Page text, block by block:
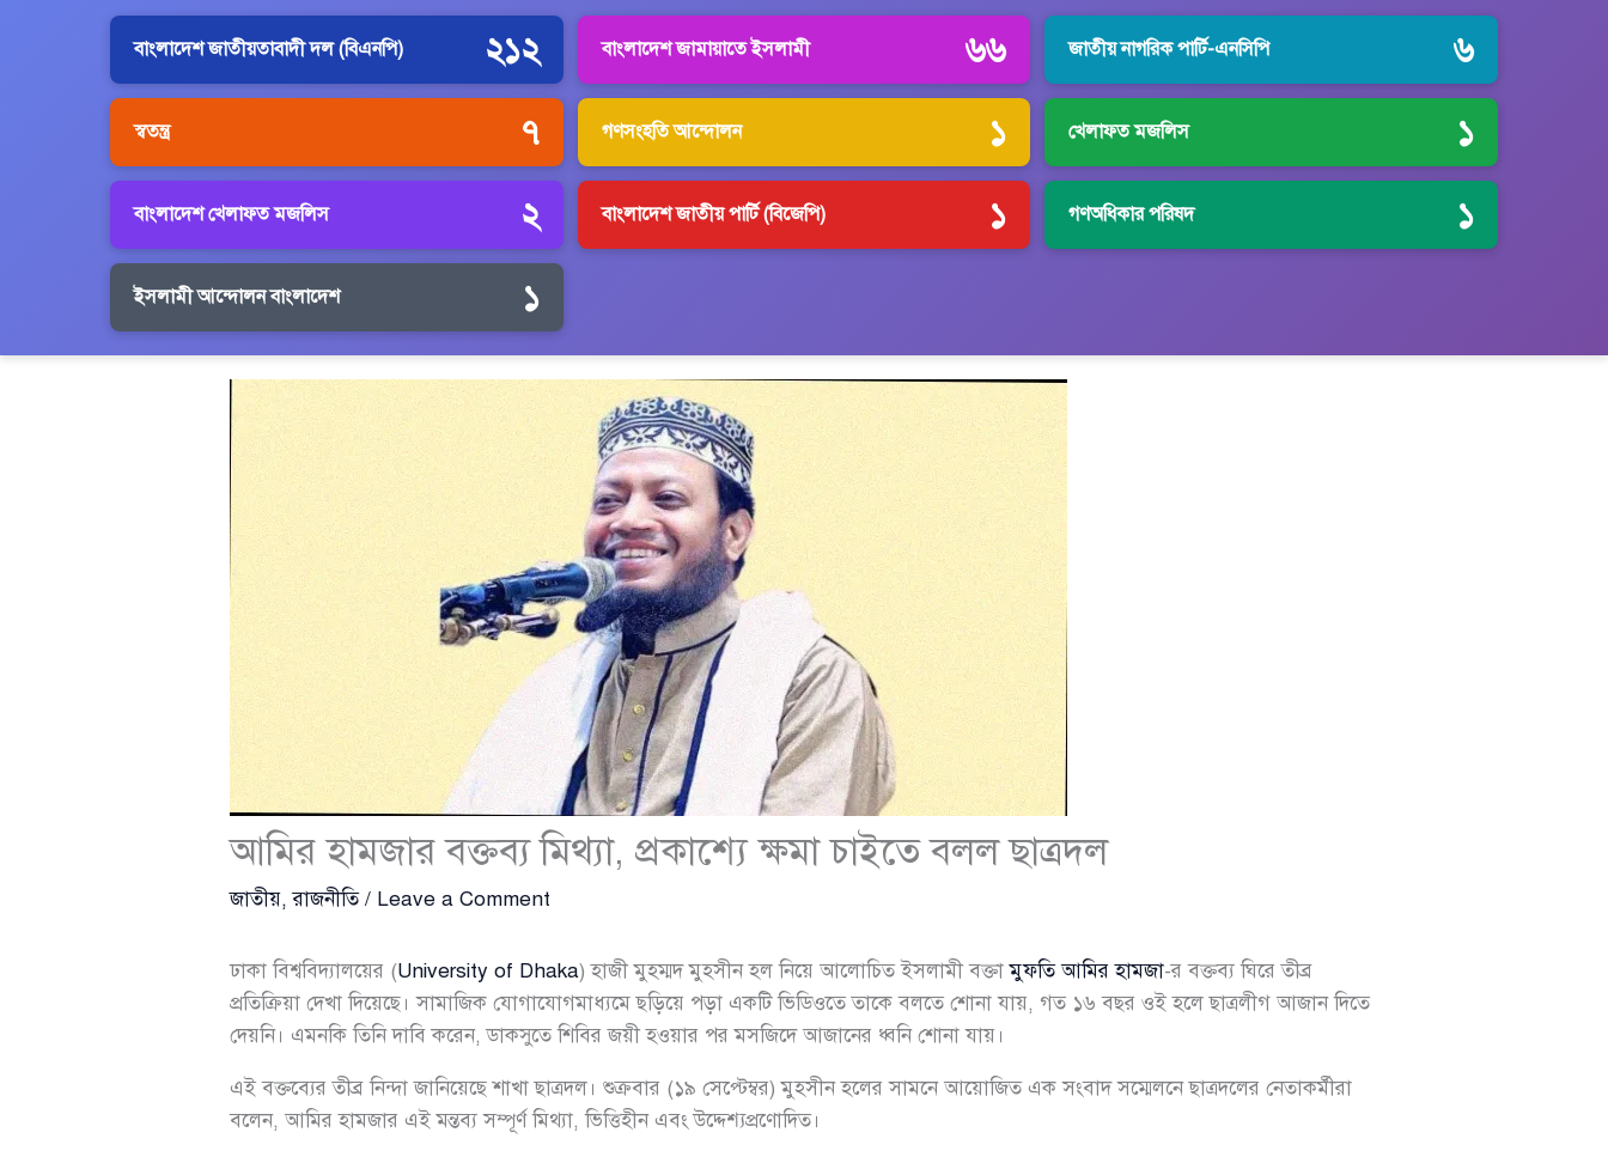
বাংলাদেশ জাতীয়তাবাদী দল (বিএনপি) ২১২ বাংলাদেশ জামায়াতে ইসলামী ৬৬ জাতীয় নাগরিক পার্টি-এনসিপি ৬
স্বতন্ত্র ৭ গণসংহতি আন্দোলন ১ খেলাফত মজলিস ১
বাংলাদেশ খেলাফত মজলিস ২ বাংলাদেশ জাতীয় পার্টি (বিজেপি) ১ গণঅধিকার পরিষদ ১
ইসলামী আন্দোলন বাংলাদেশ ১
আমির হামজার বক্তব্য মিথ্যা, প্রকাশ্যে ক্ষমা চাইতে বলল ছাত্রদল
জাতীয়,রাজনীতি/ Leave a Comment
ঢাকা বিশ্ববিদ্যালয়ের (University of Dhaka) হাজী মুহম্মদ মুহসীন হল নিয়ে আলোচিত ইসলামী বক্তামুফতি আমির হামজা-র বক্তব্য ঘিরে তীব্র
প্রতিক্রিয়া দেখা দিয়েছে। সামাজিক যোগাযোগমাধ্যমে ছড়িয়ে পড়া একটি ভিডিওতে তাকে বলতে শোনা যায়, গত ১৬ বছর ওই হলে ছাত্রলীগ আজান দিতে
দেয়নি। এমনকি তিনি দাবি করেন, ডাকসুতে শিবির জয়ী হওয়ার পর মসজিদে আজানের ধ্বনি শোনা যায়।
এই বক্তব্যের তীব্র নিন্দা জানিয়েছে শাখা ছাত্রদল। শুক্রবার (১৯ সেপ্টেম্বর) মুহসীন হলের সামনে আয়োজিত এক সংবাদ সম্মেলনে ছাত্রদলের নেতাকর্মীরা
বলেন, আমির হামজার এই মন্তব্য সম্পূর্ণ মিথ্যা, ভিত্তিহীন এবং উদ্দেশ্যপ্রণোদিত।